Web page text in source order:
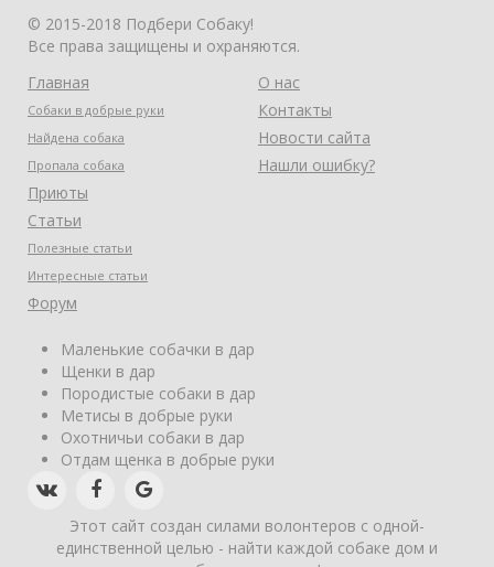
© 2015-2018 Подбери Собаку!
Все права защищены и охраняются.
Главная
Собаки в добрые руки
Найдена собака
Пропала собака
Приюты
Статьи
Полезные статьи
Интересные статьи
Форум
О нас
Контакты
Новости сайта
Нашли ошибку?
Маленькие собачки в дар
Щенки в дар
Породистые собаки в дар
Метисы в добрые руки
Охотничьи собаки в дар
Отдам щенка в добрые руки
Этот сайт создан силами волонтеров с одной-
единственной целью - найти каждой собаке дом и